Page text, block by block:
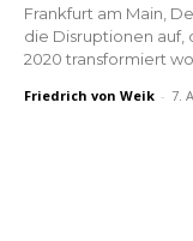
Frankfurt am Main,
die Disruptionen auf,
2020 transformiert
Friedrich von Weik - 7.